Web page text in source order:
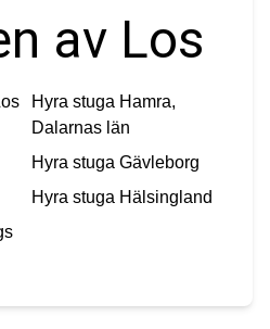
av Los
Hyra stuga Hamra,
Dalarnas län
Hyra stuga Gävleborg
Hyra stuga Hälsingland